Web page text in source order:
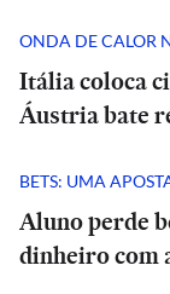
ONDA DE CALOR
Itália coloca
Áustria bate
BETS: UMA
Aluno perde
dinheiro com